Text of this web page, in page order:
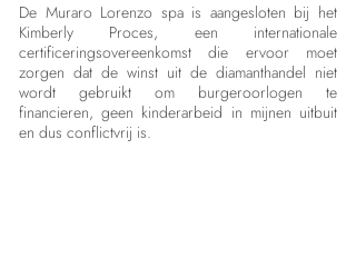
De Muraro Lorenzo spa is aangesloten bij het
Kimberly Proces, een internationale
certificeringsovereenkomst die ervoor moet
zorgen dat de winst uit de diamanthandel niet
wordt gebruikt om burgeroorlogen te
financieren, geen kinderarbeid in mijnen uitbuit
en dus conflictvrij is.